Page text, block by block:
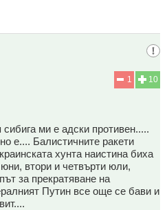
10
1
ми е адски противен.....
е.... Балистичните ракети
хунта наистина биха
втори и четвърти юли,
за прекратяване на
Путин все още се бави и